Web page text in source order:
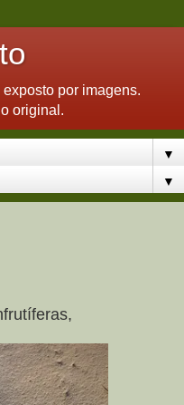
por imagens.
original.
▼
▼